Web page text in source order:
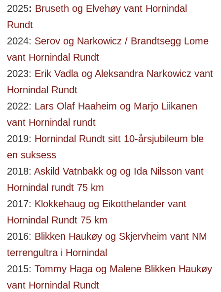
2025: Bruseth og Elvehøy vant Hornindal
Rundt
2024: Serov og Narkowicz / Brandtsegg Lome
vant Hornindal Rundt
2023: Erik Vadla og Aleksandra Narkowicz vant
Hornindal Rundt
2022: Lars Olaf Haaheim og Marjo Liikanen
vant Hornindal rundt
2019: Hornindal Rundt sitt 10-årsjubileum ble
en suksess
2018: Askild Vatnbakk og og Ida Nilsson vant
Hornindal rundt 75 km
2017: Klokkehaug og Eikotthelander vant
Hornindal Rundt 75 km
2016: Blikken Haukøy og Skjervheim vant NM
terrengultra i Hornindal
2015: Tommy Haga og Malene Blikken Haukøy
vant Hornindal Rundt